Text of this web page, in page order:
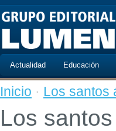
Actualidad Educación
Inicio · Los santos
Los